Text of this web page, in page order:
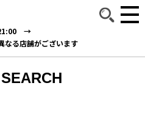
21:00 →
なる店舗がございます